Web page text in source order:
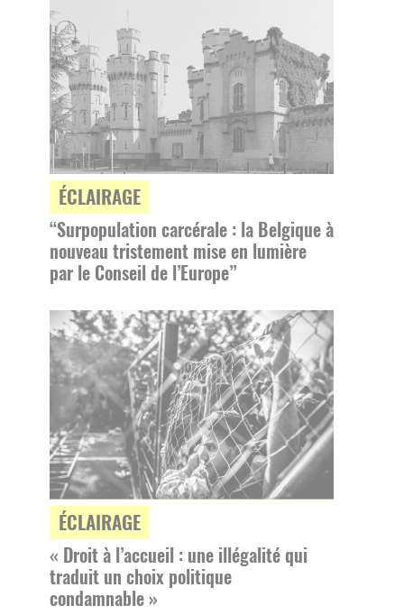
ÉCLAIRAGE
“Surpopulation carcérale : la Belgique à
nouveau tristement mise en lumière
par le Conseil de l’Europe”
ÉCLAIRAGE
« Droit à l’accueil : une illégalité qui
traduit un choix politique
condamnable »